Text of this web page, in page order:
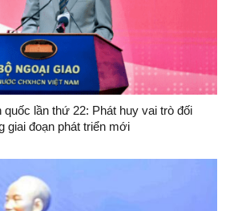
quốc lần thứ 22: Phát huy vai trò đối
giai đoạn phát triển mới